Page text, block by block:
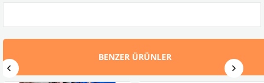
BENZER ÜRÜNLER